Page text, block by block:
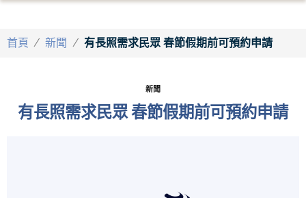
首頁 / 新聞 / 有長照需求民眾 春節假期前可預約申請
新聞
有長照需求民眾 春節假期前可預約申請